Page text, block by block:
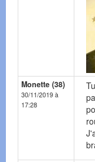
Monette (38)
30/11/2019 à
17:28